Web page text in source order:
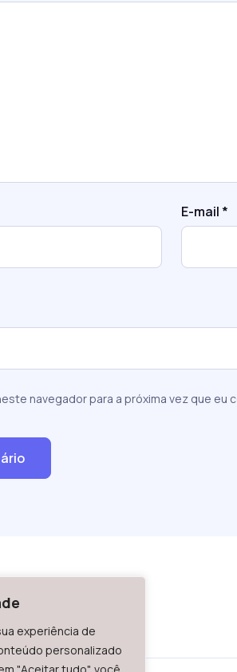
experiência de
personalizado
E-mail *
navegador para a próxima vez que eu